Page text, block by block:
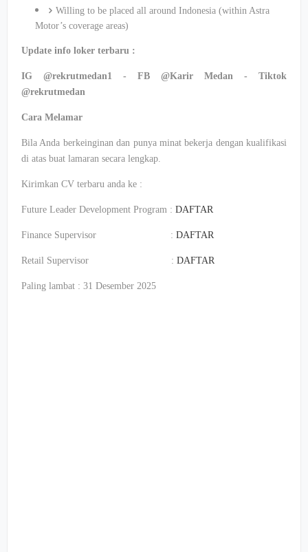
Willing to be placed all around Indonesia (within Astra
Motor’s coverage areas)
Update info loker terbaru :
IG @rekrutmedan1 - FB @Karir Medan - Tiktok
@rekrutmedan
Cara Melamar
Bila Anda berkeinginandan punya minat bekerja dengan kualifikasi
di atas buat lamaran secara lengkap.
Kirimkan CV terbaru anda ke :
Future Leader Development Program : DAFTAR
Finance Supervisor : DAFTAR
Retail Supervisor : DAFTAR
Paling lambat : 31 Desember 2025